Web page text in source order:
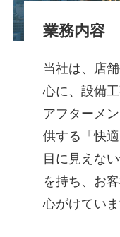
業務内容
当社は、店
心に、設備
アフターメ
供する「快
目に見えな
を持ち、お
心がけていま